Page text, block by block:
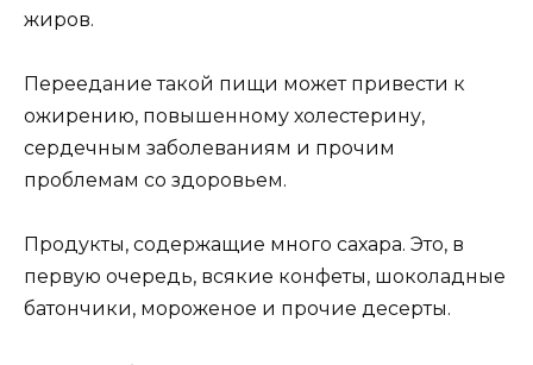
жиров.
Переедание такой пищи может привести к
ожирению, повышенному холестерину,
сердечным заболеваниям и прочим
проблемам со здоровьем.
Продукты, содержащие много сахара. Это, в
первую очередь, всякие конфеты, шоколадные
батончики, мороженое и прочие десерты.